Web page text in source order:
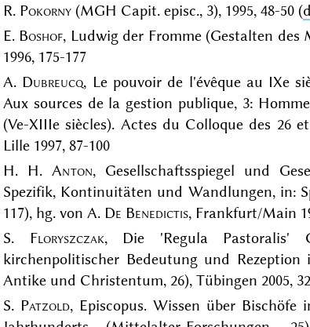
R. Pokorny(MGH Capit. episc., 3), 1995, 48-50 (
E. Boshof, Ludwig der Fromme (Gestalten
1996, 175-177
A. Dubreucq, Le pouvoir de l'évêque au IXe
Aux sources de la gestion publique, 3:
(Ve-XIIIe siècles). Actes du Colloque des 26
Lille 1997, 87-100
H. H.Anton, Gesellschaftsspiegel und
Spezifik, Kontinuitäten und Wandlungen, in:
117), hg. von A. De Benedictis, Frankfurt/Main
S.
Floryszczak, Die 'Regula Pastoralis'
kirchenpolitischer Bedeutung und
Antike und Christentum, 26), Tübingen 2005,
S. Patzold, Episcopus. Wissen über Bischöfe